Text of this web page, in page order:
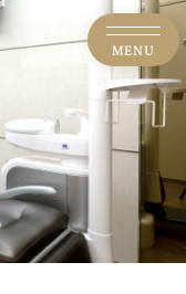
MENU